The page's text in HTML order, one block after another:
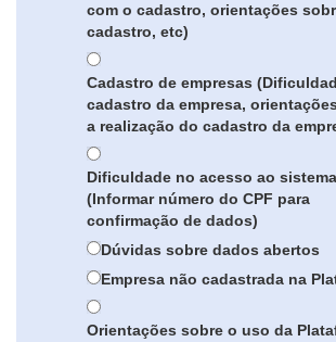
com o cadastro, orientações
cadastro, etc)
Cadastro de empresas
cadastro da empresa,
a realização do cadastro da
Dificuldade no acesso ao sistema
(Informar número do CPF para
confirmação de dados)
Dúvidas sobre dados abertos
Empresa não cadastrada na
Orientações sobre o uso da